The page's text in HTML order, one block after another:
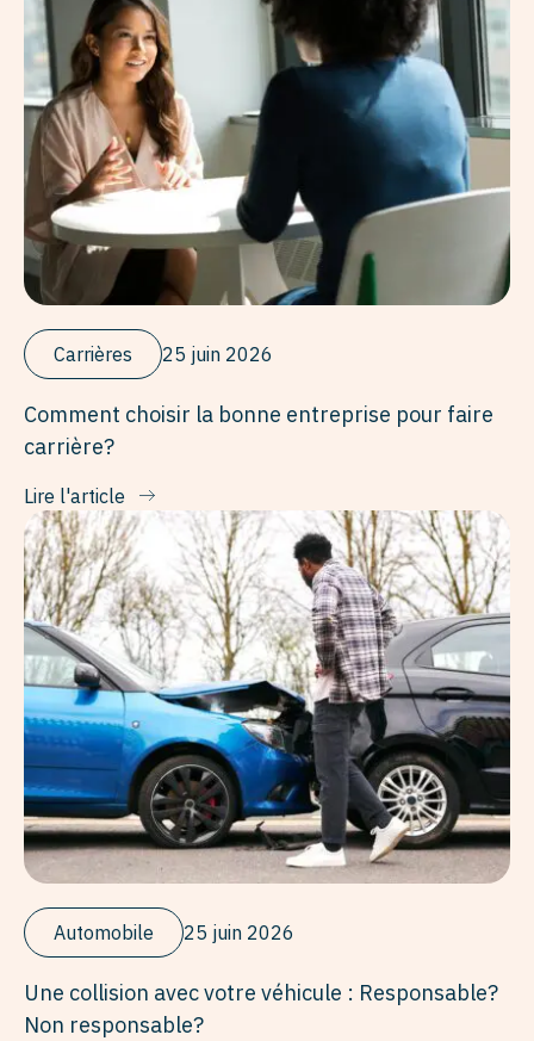
Carrières 25 juin 2026
Comment choisir la bonne entreprise pour faire
carrière?
Lire l'article
Automobile 25 juin 2026
Une collision avec votre véhicule : Responsable?
Non responsable?